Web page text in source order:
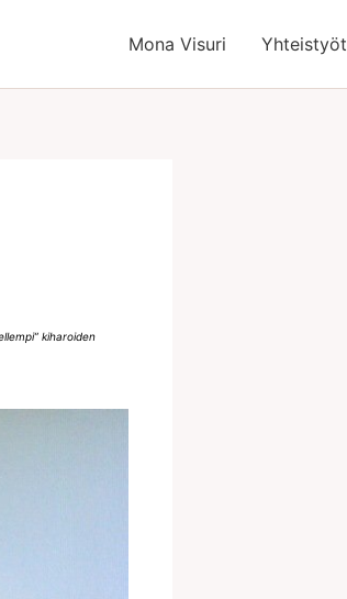
Mona Visuri Yhteistyöt
kiharoiden